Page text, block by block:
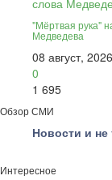
"Мёртвая рука"
Медведева
08 август, 2026
0
1 695
Обзор СМИ
Новости и не
Интересное